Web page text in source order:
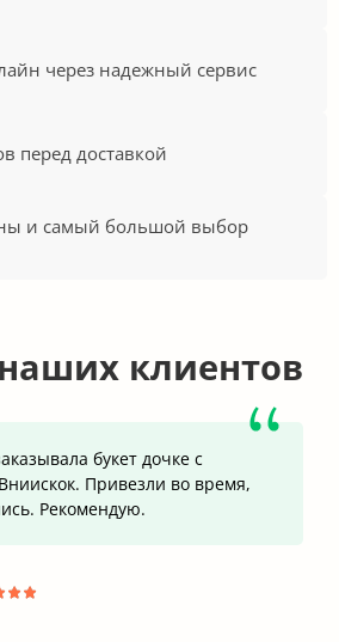
через надежный сервис
перед доставкой
и самый большой выбор
клиентов
букет дочке с
Привезли во время,
Рекомендую.